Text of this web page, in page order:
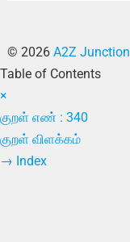
© 2026 A2Z Junction
Table of Contents
×
குறள் எண் : 340
குறள் விளக்கம்
→ Index